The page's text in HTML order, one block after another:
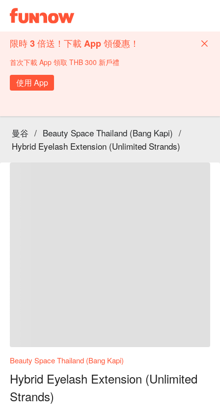
限時 3 倍送！下載 App 領優惠！
首次下載 App 領取 THB 300 新戶禮
使用 App
曼谷 / Beauty Space Thailand (Bang Kapi) /
Hybrid Eyelash Extension (Unlimited Strands)
Beauty Space Thailand (Bang Kapi)
Hybrid Eyelash Extension (Unlimited
Strands)